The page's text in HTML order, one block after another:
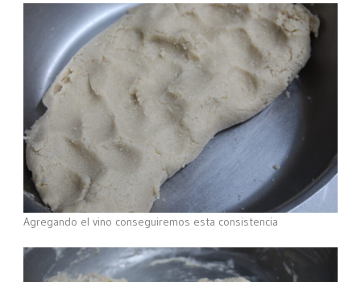
Agregando el vino conseguiremos esta consistencia